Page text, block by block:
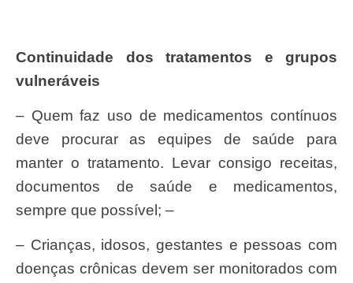
Continuidade dos tratamentos e grupos
vulneráveis
– Quem faz uso de medicamentos contínuos
deve procurar as equipes de saúde para
manter o tratamento. Levar consigo receitas,
documentos de saúde e medicamentos,
sempre que possível; –
– Crianças, idosos, gestantes e pessoas com
doenças crônicas devem ser monitorados com